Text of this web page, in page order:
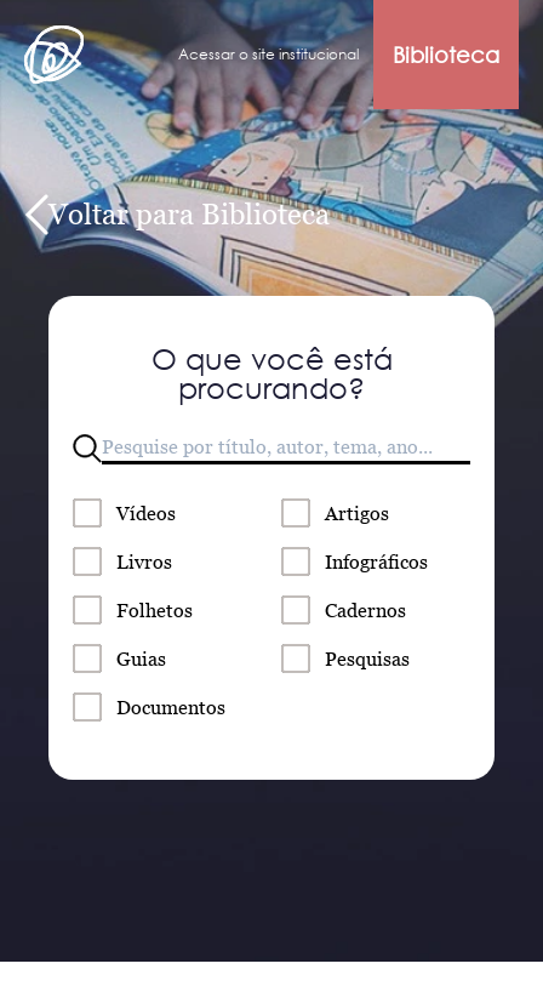
Acessar o site institucional Biblioteca
Voltar para Biblioteca
O que você está
procurando?
Vídeos Artigos
Livros Infográficos
Folhetos Cadernos
Guias Pesquisas
Documentos